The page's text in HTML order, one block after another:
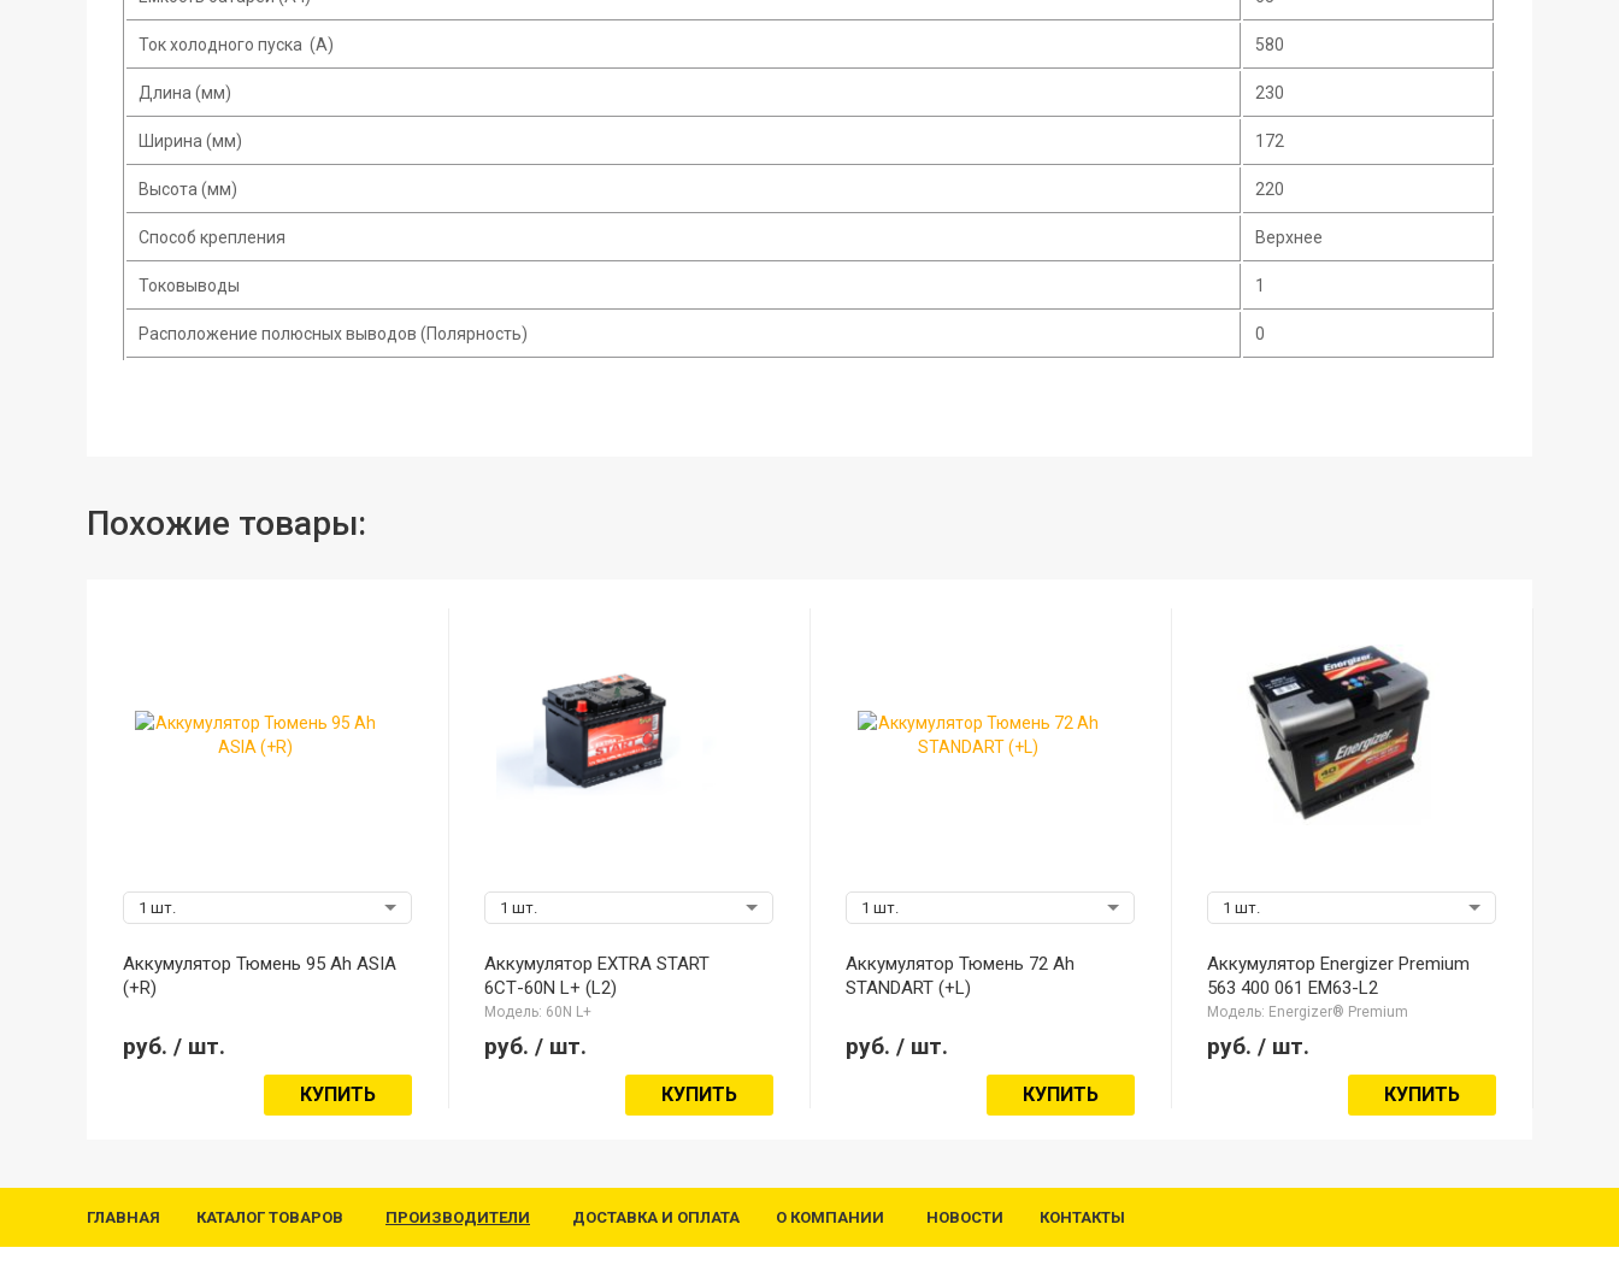
Ток холодного пуска (A) 580
Длина (мм) 230
Ширина (мм) 172
Высота (мм) 220
Способ крепления Верхнее
Токовыводы 1
Расположение полюсных выводов (Полярность) 0
Похожие товары:
1 шт.
Аккумулятор Тюмень 95 Ah ASIA
(+R)
руб. / шт.
КУПИТЬ
1 шт.
Аккумулятор EXTRA START
6СТ-60N L+ (L2)
Модель: 60N L+
руб. / шт.
КУПИТЬ
1 шт.
Аккумулятор Тюмень 72 Ah
STANDART (+L)
руб. / шт.
КУПИТЬ
1 шт.
Аккумулятор Energizer Premium
563 400 061 EM63-L2
Модель: Energizer® Premium
руб. / шт.
КУПИТЬ
ГЛАВНАЯ КАТАЛОГ ТОВАРОВ ПРОИЗВОДИТЕЛИ ДОСТАВКА И ОПЛАТА О КОМПАНИИ НОВОСТИ КОНТАКТЫ